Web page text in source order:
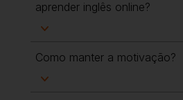
aprender inglês online?
Como manter a motivação?